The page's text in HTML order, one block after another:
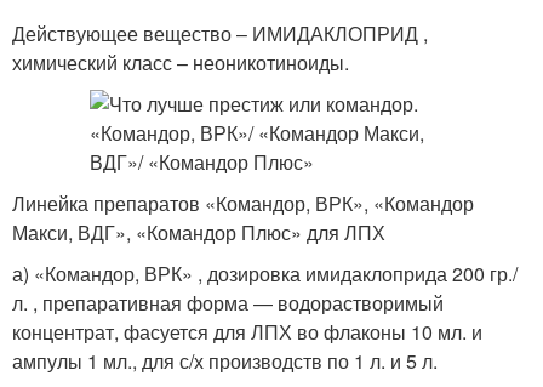
Действующее вещество – ИМИДАКЛОПРИД ,
химический класс – неоникотиноиды.
Линейка препаратов «Командор, ВРК», «Командор
Макси, ВДГ», «Командор Плюс» для ЛПХ
а) «Командор, ВРК» , дозировка имидаклоприда 200 гр./
л. , препаративная форма — водорастворимый
концентрат, фасуется для ЛПХ во флаконы 10 мл. и
ампулы 1 мл., для с/х производств по 1 л. и 5 л.